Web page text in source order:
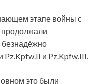
этапе войны с
продолжали
безнадёжно
и Pz.Kpfw.III.
это были